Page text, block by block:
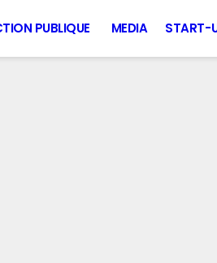
PUBLIQUE MEDIA START-